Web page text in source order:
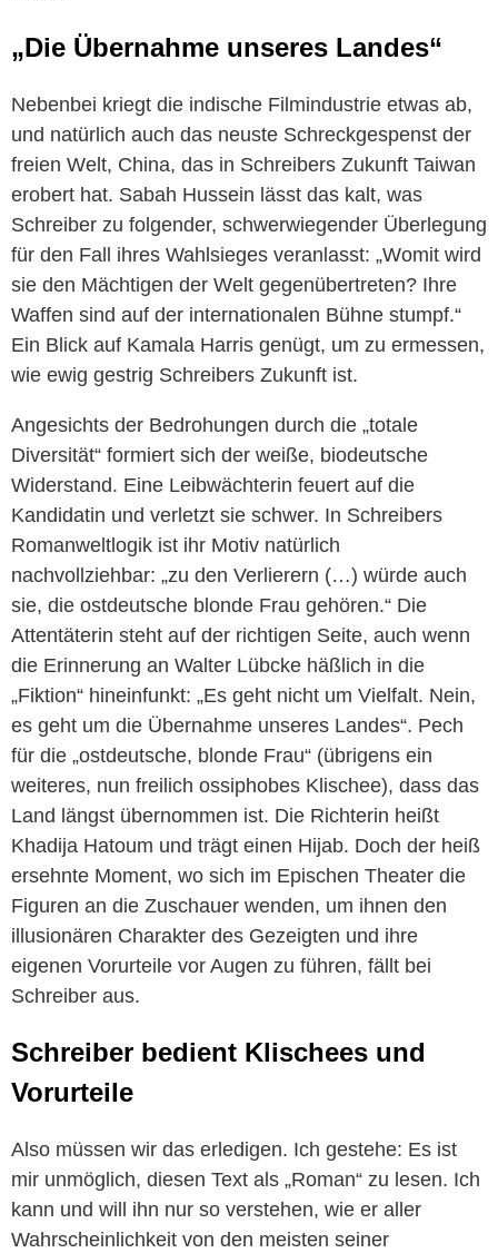
„Die Übernahme unseres Landes“
Nebenbei kriegt die indische Filmindustrie etwas ab,
und natürlich auch das neuste Schreckgespenst der
freien Welt, China, das in Schreibers Zukunft Taiwan
erobert hat. Sabah Hussein lässt das kalt, was
Schreiber zu folgender, schwerwiegender Überlegung
für den Fall ihres Wahlsieges veranlasst: „Womit wird
sie den Mächtigen der Welt gegenübertreten? Ihre
Waffen sind auf der internationalen Bühne stumpf.“
Ein Blick auf Kamala Harris genügt, um zu ermessen,
wie ewig gestrig Schreibers Zukunft ist.
Angesichts der Bedrohungen durch die „totale
Diversität“ formiert sich der weiße, biodeutsche
Widerstand. Eine Leibwächterin feuert auf die
Kandidatin und verletzt sie schwer. In Schreibers
Romanweltlogik ist ihr Motiv natürlich
nachvollziehbar: „zu den Verlierern (…) würde auch
sie, die ostdeutsche blonde Frau gehören.“ Die
Attentäterin steht auf der richtigen Seite, auch wenn
die Erinnerung an Walter Lübcke häßlich in die
„Fiktion“ hineinfunkt: „Es geht nicht um Vielfalt. Nein,
es geht um die Übernahme unseres Landes“. Pech
für die „ostdeutsche, blonde Frau“ (übrigens ein
weiteres, nun freilich ossiphobes Klischee), dass das
Land längst übernommen ist. Die Richterin heißt
Khadija Hatoum und trägt einen Hijab. Doch der heiß
ersehnte Moment, wo sich im Epischen Theater die
Figuren an die Zuschauer wenden, um ihnen den
illusionären Charakter des Gezeigten und ihre
eigenen Vorurteile vor Augen zu führen, fällt bei
Schreiber aus.
Schreiber bedient Klischees und
Vorurteile
Also müssen wir das erledigen. Ich gestehe: Es ist
mir unmöglich, diesen Text als „Roman“ zu lesen. Ich
kann und will ihn nur so verstehen, wie er aller
Wahrscheinlichkeit von den meisten seiner